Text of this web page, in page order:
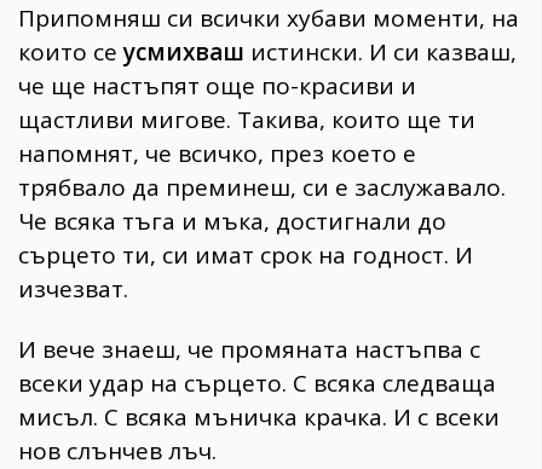
Припомняш си всички хубави моменти, на
които сеусмихваш истински. И си казваш,
че ще настъпят още по-красиви и
щастливи мигове. Такива, които ще ти
напомнят, че всичко, през което е
трябвало да преминеш, си е заслужавало.
Че всяка тъга и мъка, достигнали до
сърцето ти, си имат срок на годност. И
изчезват.
И вече знаеш, че промяната настъпва с
всеки удар на сърцето. С всяка следваща
мисъл. С всяка мъничка крачка. И с всеки
нов слънчев лъч.